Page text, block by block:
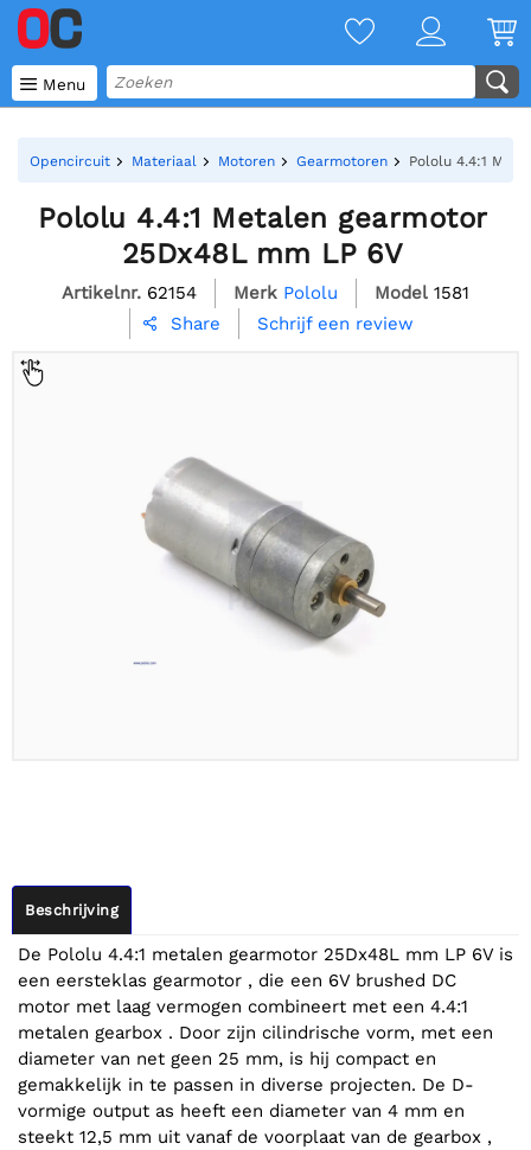
 Menu
Opencircuit Materiaal Motoren Gearmotoren Pololu 4.4:1
Pololu 4.4:1 Metalen gearmotor
25Dx48L mm LP 6V
Artikelnr. 62154 Merk Pololu Model 1581
 Share Schrijf een review
Beschrijving
De Pololu 4.4:1 metalen gearmotor 25Dx48L mm LP 6V is
een eersteklas gearmotor , die een 6V brushed DC
motor met laag vermogen combineert met een 4.4:1
metalen gearbox . Door zijn cilindrische vorm, met een
diameter van net geen 25 mm, is hij compact en
gemakkelijk in te passen in diverse projecten. De D-
vormige output as heeft een diameter van 4 mm en
steekt 12,5 mm uit vanaf de voorplaat van de gearbox ,